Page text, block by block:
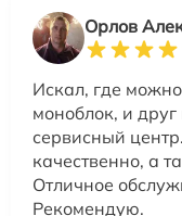
Орлов
Искал, где
моноблок, и
сервисный
качественно, а
Отличное
Рекомендую.